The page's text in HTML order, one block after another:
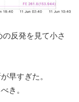
反発を見て小さ
早すぎた。
き。